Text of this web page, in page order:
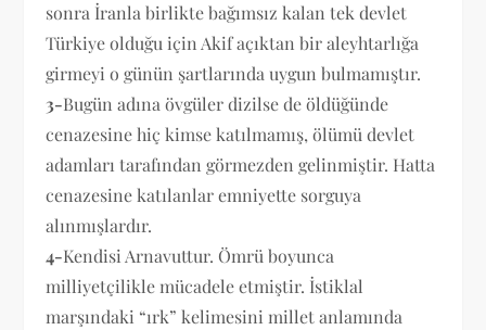
sonra İranla birlikte bağımsız kalan tek devlet
Türkiye olduğu için Akif açıktan bir aleyhtarlığa
girmeyi o günün şartlarında uygun bulmamıştır.
3-Bugün adına övgüler dizilse de öldüğünde
cenazesine hiç kimse katılmamış, ölümü devlet
adamları tarafından görmezden gelinmiştir. Hatta
cenazesine katılanlar emniyette sorguya
alınmışlardır.
4-Kendisi Arnavuttur. Ömrü boyunca
milliyetçilikle mücadele etmiştir. İstiklal
marşındaki “ırk” kelimesini millet anlamında